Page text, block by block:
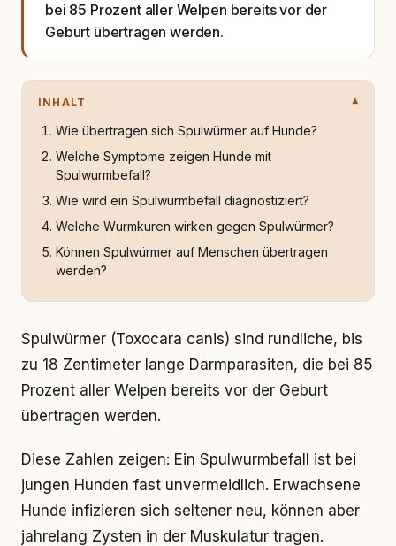
bei 85 Prozent aller Welpen bereits vor der
Geburt übertragen werden.
INHALT
Wie übertragen sich Spulwürmer auf Hunde?
Welche Symptome zeigen Hunde mit
Spulwurmbefall?
Wie wird ein Spulwurmbefall diagnostiziert?
Welche Wurmkuren wirken gegen Spulwürmer?
Können Spulwürmer auf Menschen übertragen
werden?
Spulwürmer (Toxocara canis) sind rundliche, bis
zu 18 Zentimeter lange Darmparasiten, die bei 85
Prozent aller Welpen bereits vor der Geburt
übertragen werden.
Diese Zahlen zeigen: Ein Spulwurmbefall ist bei
jungen Hunden fast unvermeidlich. Erwachsene
Hunde infizieren sich seltener neu, können aber
jahrelang Zysten in der Muskulatur tragen.